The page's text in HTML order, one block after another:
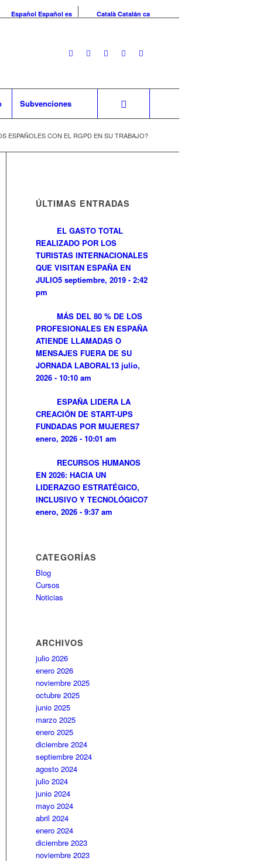
Español Español es Català Catalán ca
Subvenciones
ESPAÑOLES CON EL RGPD EN SU TRABAJO?
ÚLTIMAS ENTRADAS
EL GASTO TOTAL
REALIZADO POR LOS
TURISTAS INTERNACIONALES
QUE VISITAN ESPAÑA EN
JULIO5 septiembre, 2019 - 2:42
pm
MÁS DEL 80 % DE LOS
PROFESIONALES EN ESPAÑA
ATIENDE LLAMADAS O
MENSAJES FUERA DE SU
JORNADA LABORAL13 julio,
2026 - 10:10 am
ESPAÑA LIDERA LA
CREACIÓN DE START-UPS
FUNDADAS POR MUJERES7
enero, 2026 - 10:01 am
RECURSOS HUMANOS
EN 2026: HACIA UN
LIDERAZGO ESTRATÉGICO,
INCLUSIVO Y TECNOLÓGICO7
enero, 2026 - 9:37 am
CATEGORÍAS
Blog
Cursos
Noticias
ARCHIVOS
julio 2026
enero 2026
noviembre 2025
octubre 2025
junio 2025
marzo 2025
enero 2025
diciembre 2024
septiembre 2024
agosto 2024
julio 2024
junio 2024
mayo 2024
abril 2024
enero 2024
diciembre 2023
noviembre 2023